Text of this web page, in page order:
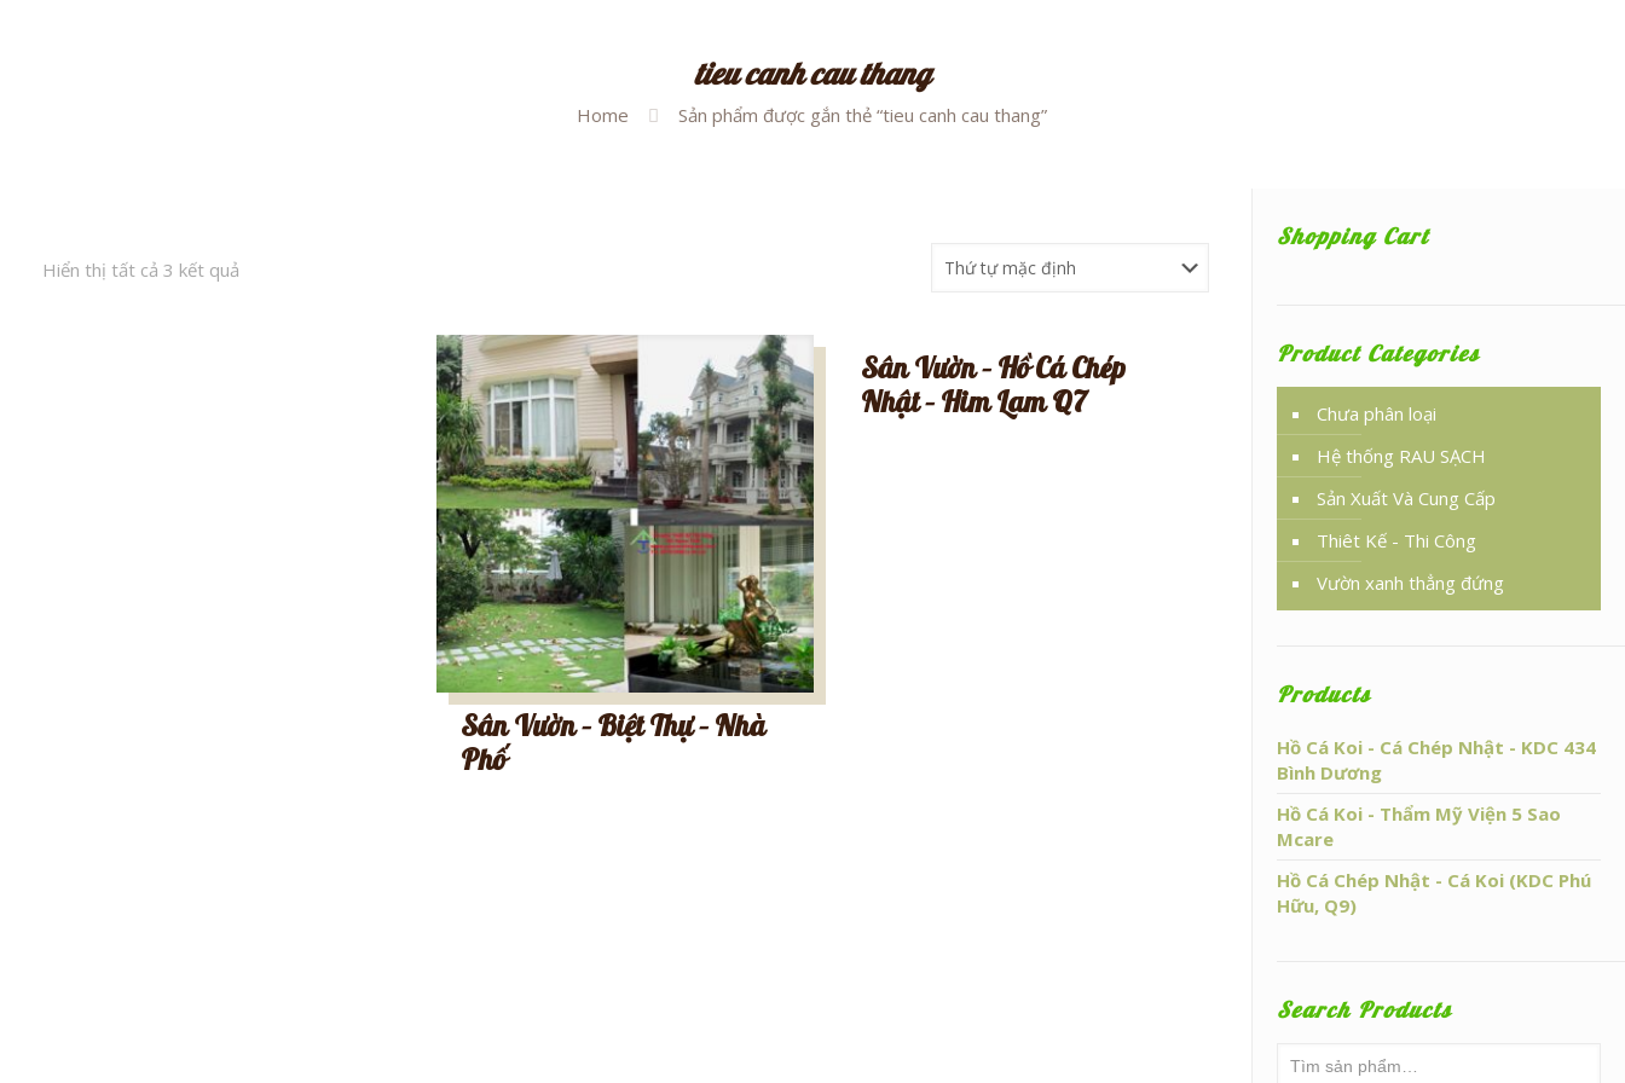
tieu canh cau thang
Home Sản phẩm được gắn thẻ “tieu canh cau thang”
Hiển thị tất cả 3 kết quả
Sân Vườn – Biệt Thự – Nhà
Phố
Sân Vườn – Hồ Cá Chép
Nhật – Him Lam Q7
Shopping Cart
Product Categories
Chưa phân loại
Hệ thống RAU SẠCH
Sản Xuất Và Cung Cấp
Thiêt Kế - Thi Công
Vườn xanh thẳng đứng
Products
Hồ Cá Koi - Cá Chép Nhật - KDC 434
Bình Dương
Hồ Cá Koi - Thẩm Mỹ Viện 5 Sao
Mcare
Hồ Cá Chép Nhật - Cá Koi (KDC Phú
Hữu, Q9)
Search Products